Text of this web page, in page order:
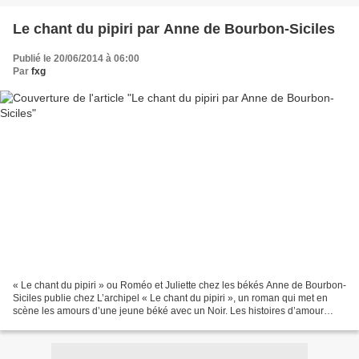
Le chant du pipiri par Anne de Bourbon-Siciles
Publié le 20/06/2014 à 06:00
Par fxg
« Le chant du pipiri » ou Roméo et Juliette chez les békés Anne de Bourbon-
Siciles publie chez L’archipel « Le chant du pipiri », un roman qui met en
scène les amours d’une jeune béké avec un Noir. Les histoires d’amour